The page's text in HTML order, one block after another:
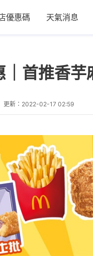
優惠碼 天氣消息
｜首推香
更新： 2022-02-17 02:59